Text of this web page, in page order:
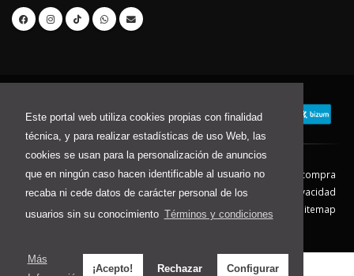
Este portal web utiliza cookies propias con finalidad
técnica, y para realizar estadísticas de uso Web, las
cookies se usan para la personalización de anuncios
que en ningún caso hacen identificable al usuario no
recaba ni cede datos de carácter personal de los
usuarios sin su conocimiento Términos y condiciones
Más
¡Acepto! Rechazar Configurar
Contacto Aviso Legal
Condiciones de compra
Política de envíos
Política de devolución
Política de Privacidad
Política de Cookies
Sitemap